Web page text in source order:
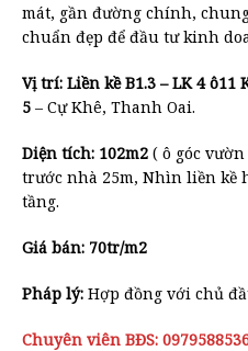
mát, gần đường chính,
chuẩn đẹp để đầu tư kinh
Vị trí: Liền kề B1.3 – LK 4
5 – Cự Khê, Thanh Oai.
Diện tích: 102m2 ( ô góc
trước nhà 25m, Nhìn liền kề
tầng.
Giá bán: 70tr/m2
Pháp lý: Hợp đồng với chủ
Chuyên viên BĐS: